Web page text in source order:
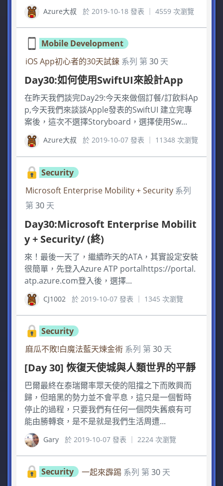
Azure大叔 於 2019-10-18 發表 ｜ 4559 次瀏覽
Mobile Development
iOS App初心者的30天試鍊 系列 第30 天
Day30:如何使用SwiftUI來設計App
在昨天我們談完Day29:今天來做個訂餐/訂飲料Ap
p,今天我們來談談Apple發表的SwiftUI 建立完專
案後，這次不選擇Storyboard，選擇使用Sw...
Azure大叔 於 2019-10-07 發表 ｜ 11348 次瀏覽
Security
Microsoft Enterprise Mobility + Security 系列
第30 天
Day30:Microsoft Enterprise Mobilit
y + Security/ (終)
來！最後一天了，繼續昨天的ATA，其實設定安裝
很簡單，先登入Azure ATP portalhttps://portal.
atp.azure.com登入後，選擇...
CJ1002 於 2019-10-07 發表 ｜ 1345 次瀏覽
Security
麻瓜不敗!白魔法藍天煉金術 系列 第30 天
[Day 30] 恢復天使城與人類世界的平靜
巴爾最終在泰瑞爾率眾天使的阻擋之下而敗興而
歸，但暗黑的勢力並不會平息，這只是一個暫時
停止的過程，只要我們有任何一個閃失舊痕有可
能由勝轉衰，是不是就是我們生活周遭...
Gary 於 2019-10-07 發表 ｜ 2224 次瀏覽
Security 一起來霹踢 系列 第30 天